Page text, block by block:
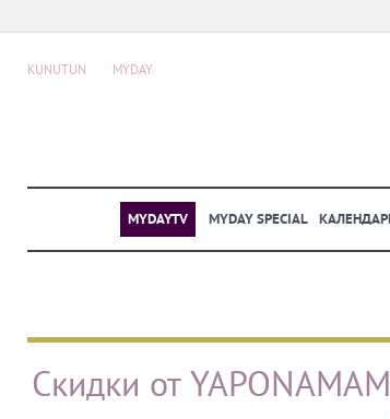
KUNUTUN MYDAY
MYDAYTV MYDAY SPECIAL
Скидки от